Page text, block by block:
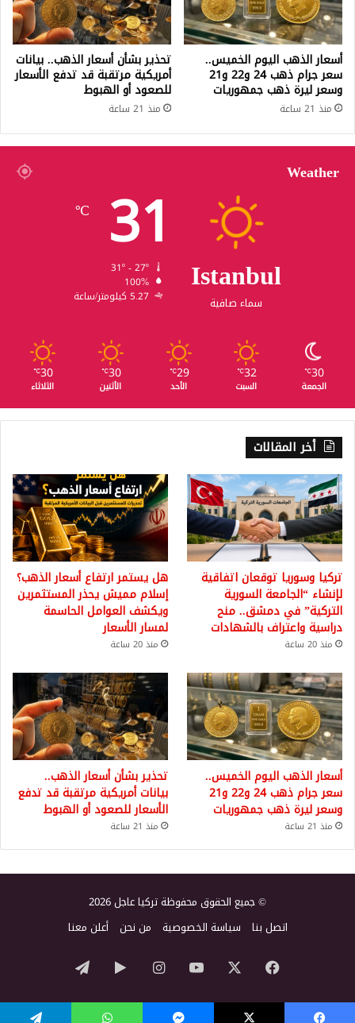
أسعار الذهب اليوم الخميس..
سعر جرام ذهب 24 و22 و21
وسعر ليرة ذهب جمهوريات
منذ 21 ساعة
تحذير بشأن أسعار الذهب.. بيانات
أمريكية مرتقبة قد تدفع الأسعار
للصعود أو الهبوط
منذ 21 ساعة
Weather
Istanbul
سماء صافية
31
℃
100%
5.27 كيلومتر/ساعة
30
℃
الجمعة
32
℃
السبت
29
℃
الأحد
30
℃
الأثنين
30
℃
الثلاثاء
أخر المقالات
تركيا وسوريا توقعان اتفاقية
لإنشاء “الجامعة السورية
التركية” في دمشق.. منح
دراسية واعتراف بالشهادات
منذ 20 ساعة
هل يستمر ارتفاع أسعار الذهب؟
إسلام مميش يحذر المستثمرين
ويكشف العوامل الحاسمة
لمسار الأسعار
منذ 20 ساعة
أسعار الذهب اليوم الخميس..
سعر جرام ذهب 24 و22 و21
وسعر ليرة ذهب جمهوريات
منذ 21 ساعة
تحذير بشأن أسعار الذهب..
بيانات أمريكية مرتقبة قد تدفع
الأسعار للصعود أو الهبوط
منذ 21 ساعة
© جميع الحقوق محفوظة تركيا عاجل 2026
اتصل بنا سياسة الخصوصية من نحن أعلن معنا
فيسبوك ‫YouTubeانستقرام‏Google
Play
تيلقرام